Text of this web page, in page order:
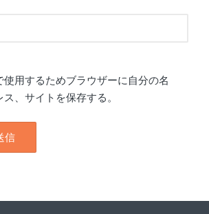
使用するためブラウザーに自分の名
、サイトを保存する。